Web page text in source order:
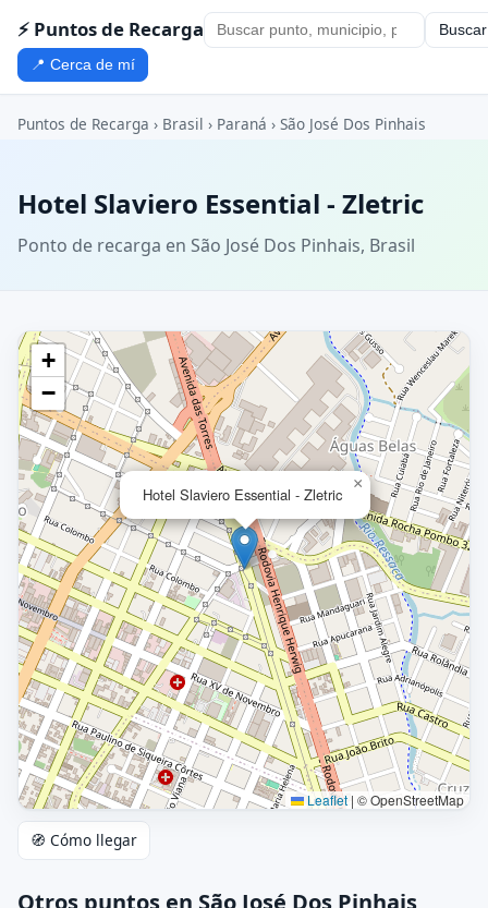
⚡ Puntos de Recarga Buscar
📍 Cerca de mí
Puntos de Recarga › Brasil › Paraná › São José Dos Pinhais
Hotel Slaviero Essential - Zletric
Ponto de recarga en São José Dos Pinhais, Brasil
Hotel Slaviero Essential - Zletric
×
+
−
Leaflet | © OpenStreetMap
🧭 Cómo llegar
Otros puntos en São José Dos Pinhais